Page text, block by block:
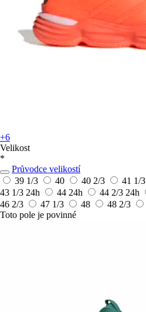
+6
Velikost
*
Průvodce velikostí
39 1/3
40 40 2/3 41 1/3
43 1/3 24h 44 24h 44 2/3 24h
46 2/3
47 1/3 48 48 2/3
Toto pole je povinné